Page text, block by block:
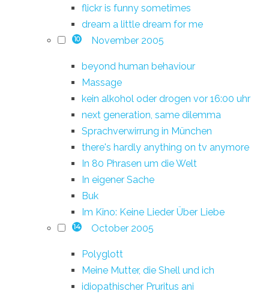
flickr is funny sometimes
dream a little dream for me
10 November 2005
beyond human behaviour
Massage
kein alkohol oder drogen vor 16:00 uhr
next generation, same dilemma
Sprachverwirrung in München
there's hardly anything on tv anymore
In 80 Phrasen um die Welt
In eigener Sache
Buk
Im Kino: Keine Lieder Über Liebe
14 October 2005
Polyglott
Meine Mutter, die Shell und ich
idiopathischer Pruritus ani